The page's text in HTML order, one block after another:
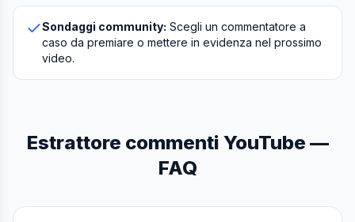
Sondaggi community: Scegli un commentatore a
caso da premiare o mettere in evidenza nel prossimo
video.
Estrattore commenti YouTube —
FAQ